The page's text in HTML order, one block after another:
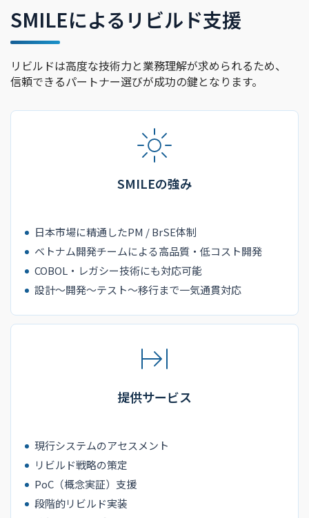
SMILEによるリビルド支援
リビルドは高度な技術力と業務理解が求められるため、
信頼できるパートナー選びが成功の鍵となります。
SMILEの強み
日本市場に精通したPM / BrSE体制
ベトナム開発チームによる高品質・低コスト開発
COBOL・レガシー技術にも対応可能
設計〜開発〜テスト〜移行まで一気通貫対応
提供サービス
現行システムのアセスメント
リビルド戦略の策定
PoC（概念実証）支援
段階的リビルド実装